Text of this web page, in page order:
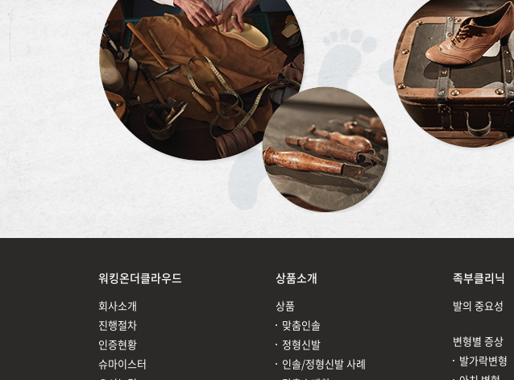
워킹온더클라우드
회사소개
진행절차
인증현황
슈마이스터
상품소개
상품
맞춤인솔
정형신발
인솔/정형신발 사례
족부클리닉
발의 중요성
변형별 증상
발가락변형